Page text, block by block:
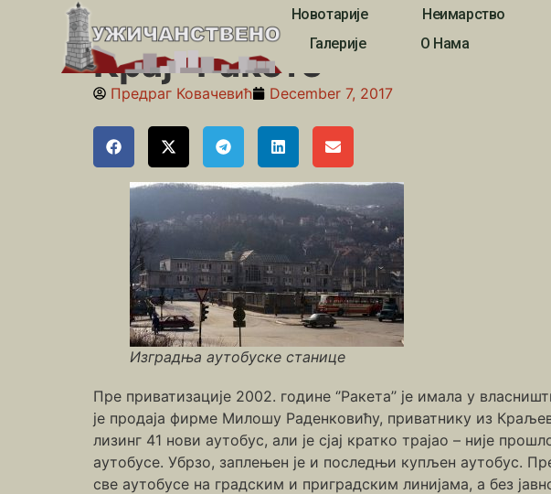
Новотарије Неимарство
Галерије
О Нама
Крај “Ракете”
Предраг Ковачевић December 7, 2017
Изградња аутобуске станице
Пре приватизације 2002. године ‘’Ракета’’ је имала у
је продаја фирме Милошу Раденковићу, приватнику из
лизинг 41 нови аутобус, али је сјај кратко трајао – није
аутобусе. Убрзо, заплењен је и последњи купљен аутобус.
све аутобусе на градским и приградским линијама, а без